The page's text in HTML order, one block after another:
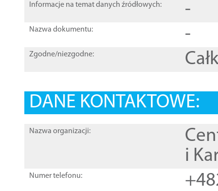
Informacje na temat danych źródłowych: -
Nazwa dokumentu: -
Zgodne/niezgodne:
DANE KONTAKTOWE:
Nazwa organizacji:
i
Numer telefonu: